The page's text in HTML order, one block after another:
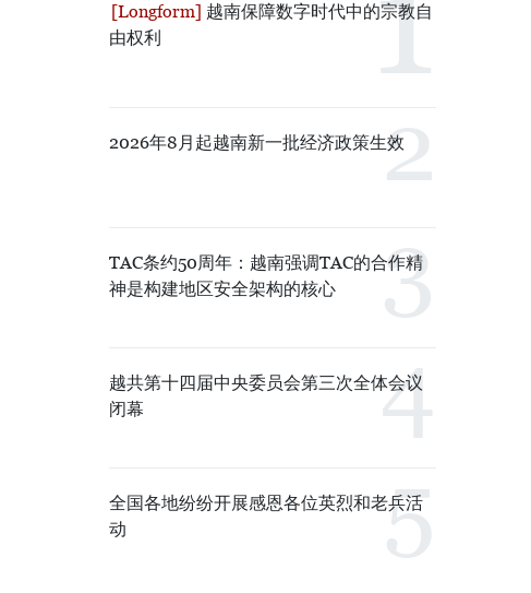
越南保障数字时代中的宗教自
由权利
2026年8月起越南新一批经济政策生效
TAC条约50周年：越南强调TAC的合作精
神是构建地区安全架构的核心
越共第十四届中央委员会第三次全体会议
闭幕
全国各地纷纷开展感恩各位英烈和老兵活
动